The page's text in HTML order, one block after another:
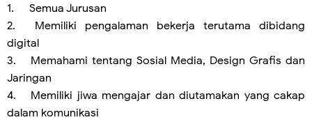
1.
Semua Jurusan
2.
Memiliki pengalaman bekerja terutama dibidang
digital
3.
Memahami tentang Sosial Media, Design Grafis dan
Jaringan
4.
Memiliki jiwa mengajar dan diutamakan yang cakap
dalam komunikasi